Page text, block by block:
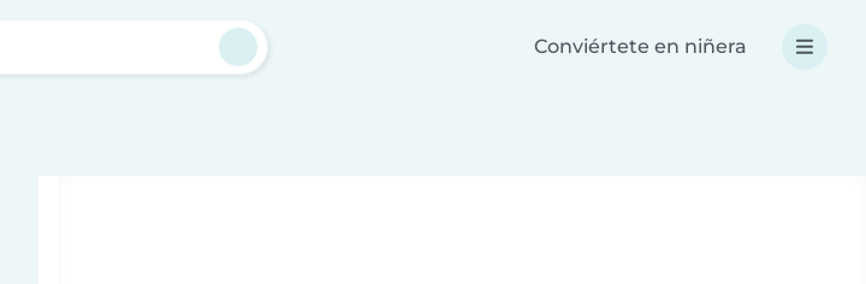
Conviértete en niñera